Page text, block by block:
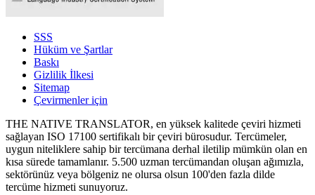
SSS
Hüküm ve Şartlar
Baskı
Gizlilik İlkesi
Sitemap
Çevirmenler için
THE NATIVE TRANSLATOR, en yüksek kalitede çeviri hizmeti
sağlayan ISO 17100 sertifikalı bir çeviri bürosudur. Tercümeler,
uygun niteliklere sahip bir tercümana derhal iletilip mümkün olan en
kısa sürede tamamlanır. 5.500 uzman tercümandan oluşan ağımızla,
sektörünüz veya bölgeniz ne olursa olsun 100'den fazla dilde
tercüme hizmeti sunuyoruz.